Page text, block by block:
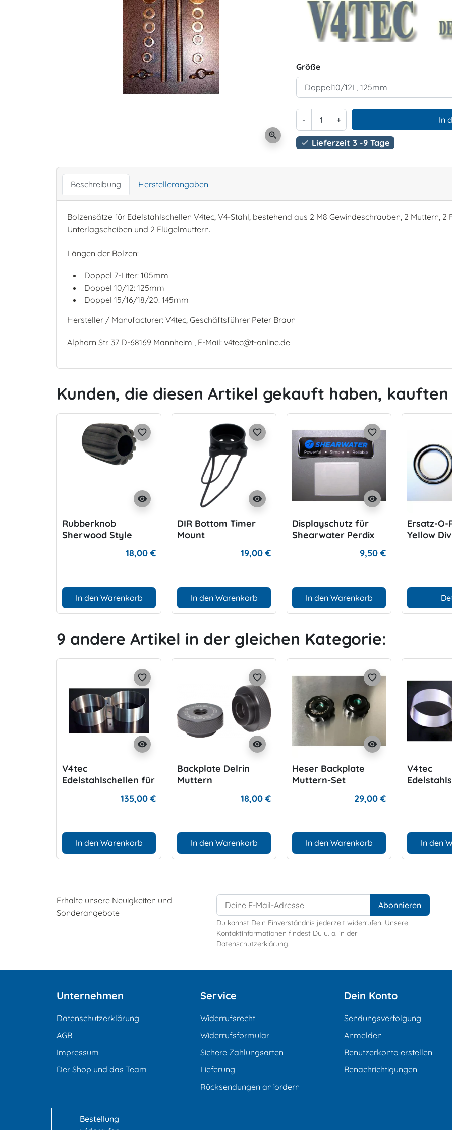
zoom_in
Größe
- + In
 Lieferzeit 3 -9 Tage
Beschreibung Herstellerangaben
Bolzensätze für Edelstahlschellen V4tec, V4-Stahl, bestehend aus 2 M8 Gewindeschrauben, 2 Muttern,
Unterlagscheiben und 2 Flügelmuttern.
Längen der Bolzen:
Doppel 7-Liter: 105mm
Doppel 10/12: 125mm
Doppel 15/16/18/20: 145mm
Hersteller / Manufacturer: V4tec, Geschäftsführer Peter Braun
Alphorn Str. 37 D-68169 Mannheim , E-Mail: v4tec@t-online.de
Kunden, die diesen Artikel gekauft haben, kauften
visibility
favorite_border
Rubberknob
Sherwood Style
18,00 €
In den Warenkorb
visibility
favorite_border
DIR Bottom Timer
Mount
19,00 €
In den Warenkorb
visibility
favorite_border
Displayschutz für
Shearwater Perdix
9,50 €
In den Warenkorb
Ersatz-
Yellow
9 andere Artikel in der gleichen Kategorie:
visibility
favorite_border
V4tec
Edelstahlschellen für
135,00 €
In den Warenkorb
visibility
favorite_border
Backplate Delrin
Muttern
18,00 €
In den Warenkorb
visibility
favorite_border
Heser Backplate
Muttern-Set
29,00 €
In den Warenkorb
V4tec
Liter,
In den
Erhalte unsere Neuigkeiten und
Sonderangebote
Du kannst Dein Einverständnis jederzeit widerrufen. Unsere
Kontaktinformationen findest Du u. a. in der
Datenschutzerklärung.
Unternehmen
Datenschutzerklärung
AGB
Impressum
Der Shop und das Team
Service
Widerrufsrecht
Widerrufsformular
Sichere Zahlungsarten
Lieferung
Rücksendungen anfordern
Dein Konto
Sendungsverfolgung
Anmelden
Benutzerkonto erstellen
Benachrichtigungen
Bestellung